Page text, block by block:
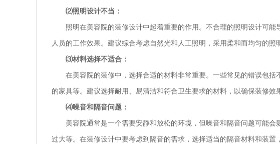
⑵照明设计不当：
照明在美容院的装修设计中起着重要的作用。不合理的照明设计可
人员的工作效果。建议综合考虑自然光和人工照明，采用柔和而均匀的照
⑶材料选择不适合：
在美容院的装修中，选择合适的材料非常重要。一些常见的错误包
的家具等。建议选择耐用、易清洁和符合卫生要求的材料，以确保装修效
⑷噪音和隔音问题：
美容院通常是一个需要安静和放松的环境，但噪音和隔音问题可能
过大等。在装修设计中要考虑到隔音的需求，选择适当的隔音材料和装置